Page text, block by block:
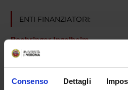
Consenso Dettagli
ENTI FINANZIATORI:
Boehringer Ingelheim
Finanziamento:
assegnato e